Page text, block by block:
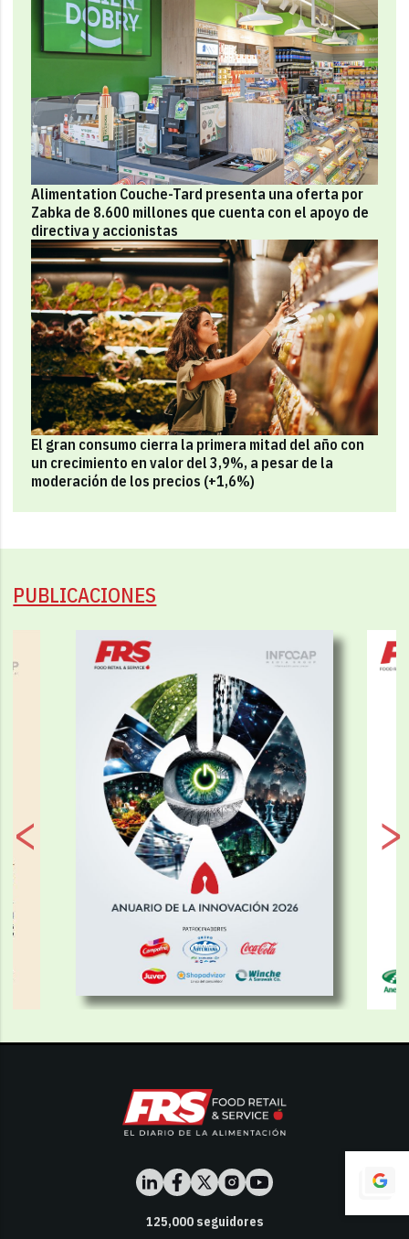
Alimentation Couche-Tard presenta una oferta por
Zabka de 8.600 millones que cuenta con el apoyo de
directiva y accionistas
El gran consumo cierra la primera mitad del año con
un crecimiento en valor del 3,9%, a pesar de la
moderación de los precios (+1,6%)
PUBLICACIONES
125,000seguidores